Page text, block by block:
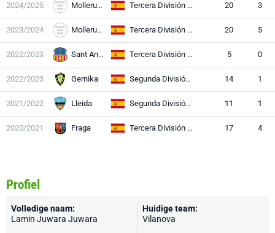
2024/2025 Mollerussa Tercera División RFEF 20 3
2023/2024 Mollerussa Tercera División RFEF 20 5
2022/2023 Sant Andreu Tercera División RFEF 5 0
2022/2023 Gernika Segunda División RFEF 14 1
2021/2022 Lleida Segunda División RFEF 11 1
2020/2021 Fraga Tercera División RFEF 17 4
Profiel
Volledige naam:
Lamin Juwara Juwara
Huidige team:
Vilanova